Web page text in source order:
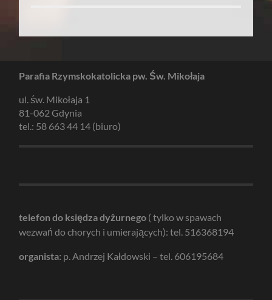
Parafia Rzymskokatolicka pw. Św. Mikołaja
ul. św. Mikołaja 1
81-062 Gdynia
tel.: 58 663 44 14 (biuro)
telefon do księdza dyżurnego ( tylko w spawach
wezwań do chorych i umierających): tel. 516368194
organista: p. Andrzej Kałdowski – tel. 606195684